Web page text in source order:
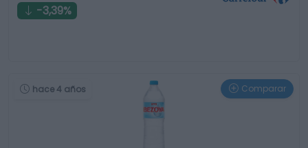
-3,39%
hace 4 años Comparar